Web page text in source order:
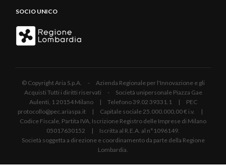
SOCIO UNICO
© Copyright Aria S.p.A. - Azienda Regionale per l'Innovazione e gli
Acquisti Tutti i diritti riservati - Società unipersonale Piazza Gae
Aulenti, 1 20154 Milano | Telefono 39.02 39331.1 | PEC
protocollo@pec.ariaspa.it | Capitale sociale 25.000.000,00 € i.v. |
Codice Fiscale, Partita IVA, Iscrizione Registro delle Imprese di Milano
05017630152 | Iscritta al R.E.A. al n°1096149.
Società soggetta a direzione e coordinamento da parte della Regione
Lombardia.